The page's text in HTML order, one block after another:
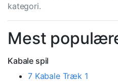
kategori.
Mest
Kabale spil
7 Kabale Træk 1